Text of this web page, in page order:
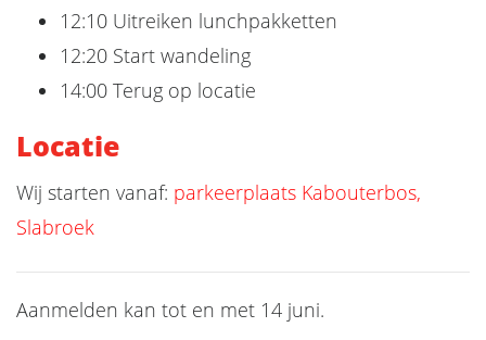
12:10 Uitreiken lunchpakketten
12:20 Start wandeling
14:00 Terug op locatie
Locatie
Wij starten vanaf: parkeerplaats Kabouterbos,
Slabroek
Aanmelden kan tot en met 14 juni.